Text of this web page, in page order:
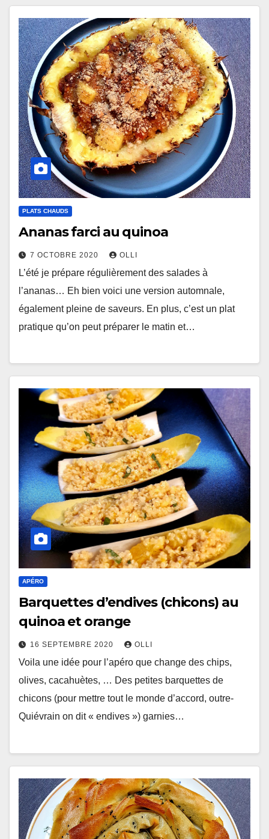
PLATS CHAUDS
Ananas farci au quinoa
7 OCTOBRE 2020 OLLI
L’été je prépare régulièrement des salades à
l’ananas… Eh bien voici une version automnale,
également pleine de saveurs. En plus, c’est un plat
pratique qu’on peut préparer le matin et…
APÉRO
Barquettes d’endives (chicons) au
quinoa et orange
16 SEPTEMBRE 2020 OLLI
Voila une idée pour l’apéro que change des chips,
olives, cacahuètes, … Des petites barquettes de
chicons (pour mettre tout le monde d’accord, outre-
Quiévrain on dit « endives ») garnies…